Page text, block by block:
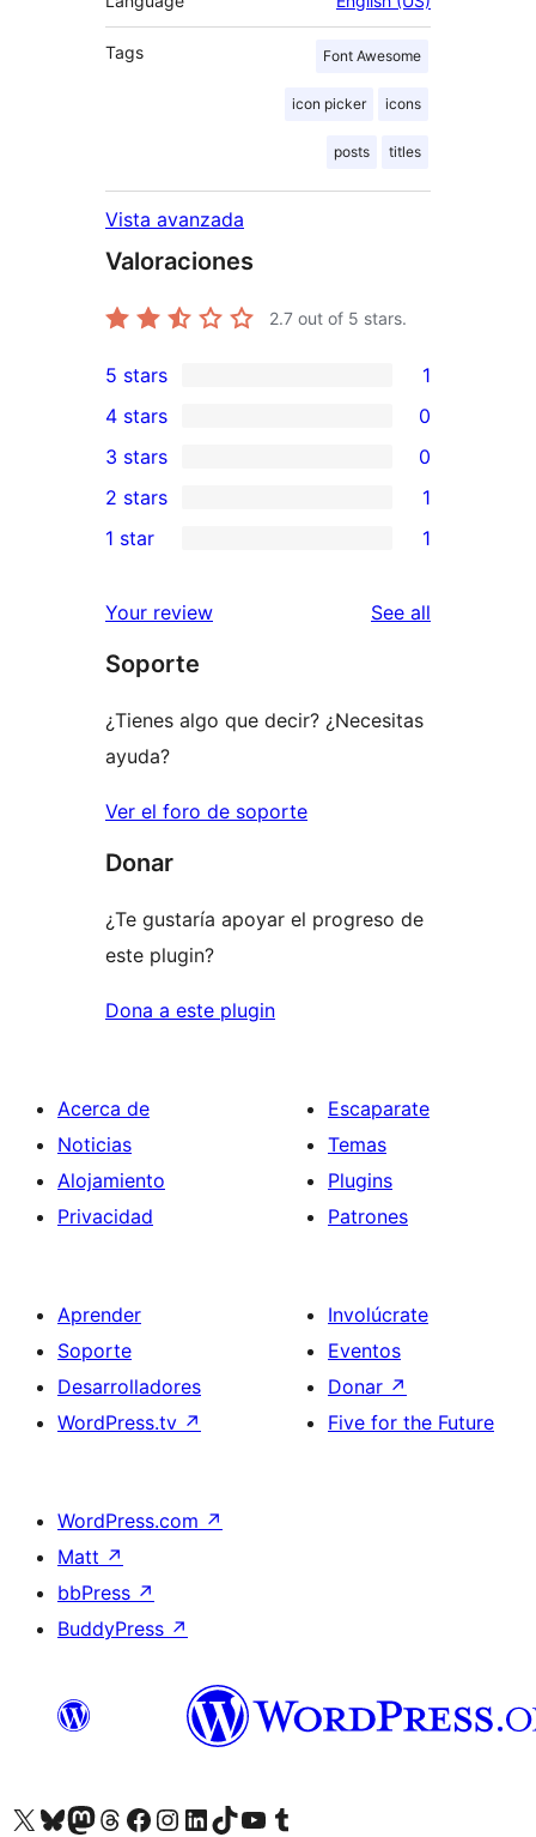
Tags Font Awesome
icon picker icons
posts titles
Vista avanzada
Valoraciones
2.7 out of 5 stars.
1
5-
star
review
5 stars 1
4-
star
reviews
4 stars 0
0
3-
star
3 stars 0
2-
review
2 stars 1
star
review
1 star 1
Your review See all
Soporte
¿Tienes algo que decir? ¿Necesitas
ayuda?
Ver el foro de soporte
Donar
¿Te gustaría apoyar el progreso de
este plugin?
Dona a este plugin
Acerca de
Noticias
Alojamiento
Privacidad
Escaparate
Temas
Plugins
Patrones
Aprender
Soporte
Desarrolladores
WordPress.tv ↗
Involúcrate
Eventos
Donar ↗
Five for the Future
WordPress.com ↗
Matt ↗
bbPress ↗
BuddyPress ↗
Visita nuestra cuenta de X (anteriormente Twitter)
Visit our Bluesky account
Visit our Mastodon account
Visit our Threads account
Visita nuestra página de Facebook
Visita nuestra cuenta de Instagram
Visita nuestra cuenta de LinkedIn
Visit our TikTok account
Visita nuestro canal de YouTube
Visit our Tumblr account